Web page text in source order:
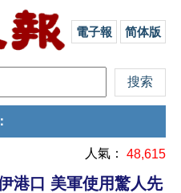
電子報 简体版
：
人氣： 48,615
港口 美軍使用驚人先